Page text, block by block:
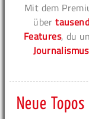
Mit dem
über
Features, du
Journalismus
Neue Topos